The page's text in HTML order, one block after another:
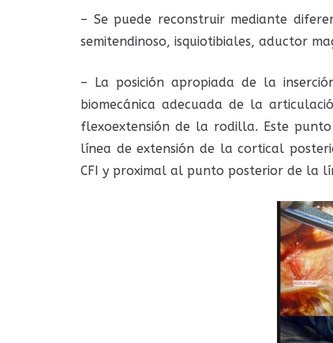
– Se puede reconstruir mediante
semitendinoso, isquiotibiales, aductor
– La posición apropiada de la
biomecánica adecuada de la
flexoextensión de la rodilla. Este
línea de extensión de la cortical
CFI y proximal al punto posterior de la